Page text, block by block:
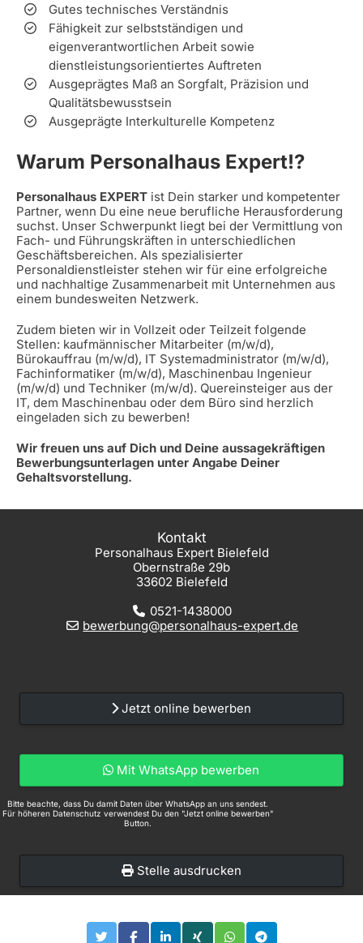
Gutes technisches Verständnis
Fähigkeit zur selbstständigen und
eigenverantwortlichen Arbeit sowie
dienstleistungsorientiertes Auftreten
Ausgeprägtes Maß an Sorgfalt, Präzision und
Qualitätsbewusstsein
Ausgeprägte Interkulturelle Kompetenz
Warum Personalhaus Expert!?
Personalhaus EXPERT ist Dein starker und kompetenter
Partner, wenn Du eine neue berufliche Herausforderung
suchst. Unser Schwerpunkt liegt bei der Vermittlung von
Fach- und Führungskräften in unterschiedlichen
Geschäftsbereichen. Als spezialisierter
Personaldienstleister stehen wir für eine erfolgreiche
und nachhaltige Zusammenarbeit mit Unternehmen aus
einem bundesweiten Netzwerk.
Zudem bieten wir in Vollzeit oder Teilzeit folgende
Stellen: kaufmännischer Mitarbeiter (m/w/d),
Bürokauffrau (m/w/d), IT Systemadministrator (m/w/d),
Fachinformatiker (m/w/d), Maschinenbau Ingenieur
(m/w/d) und Techniker (m/w/d). Quereinsteiger aus der
IT, dem Maschinenbau oder dem Büro sind herzlich
eingeladen sich zu bewerben!
Wir freuen uns auf Dich und Deine aussagekräftigen
Bewerbungsunterlagen unter Angabe Deiner
Gehaltsvorstellung.
Kontakt
Personalhaus Expert Bielefeld
Obernstraße 29b
33602 Bielefeld
0521-1438000
bewerbung@personalhaus-expert.de
Jetzt online bewerben
Mit WhatsApp bewerben
Bitte beachte, dass Du damit Daten über WhatsApp an uns sendest.
Für höheren Datenschutz verwendest Du den "Jetzt online bewerben"
Button.
Stelle ausdrucken